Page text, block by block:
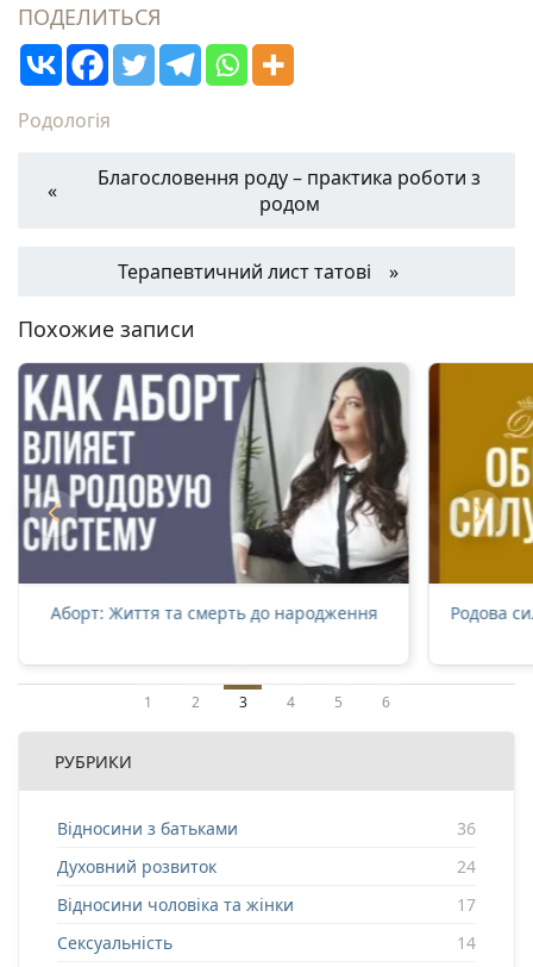
ПОДЕЛИТЬСЯ
Родологія
Благословення роду – практика роботи з
родом
Терапевтичний лист татові
Похожие записи
Аборт: Життя та смерть до народження Родова
1 2 3 4 5 6
РУБРИКИ
Відносини з батьками
36
Духовний розвиток
24
Відносини чоловіка та жінки
17
Сексуальність
14